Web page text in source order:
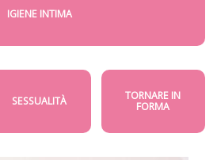
IGIENE INTIMA
SESSUALITÀ
TORNARE IN
FORMA